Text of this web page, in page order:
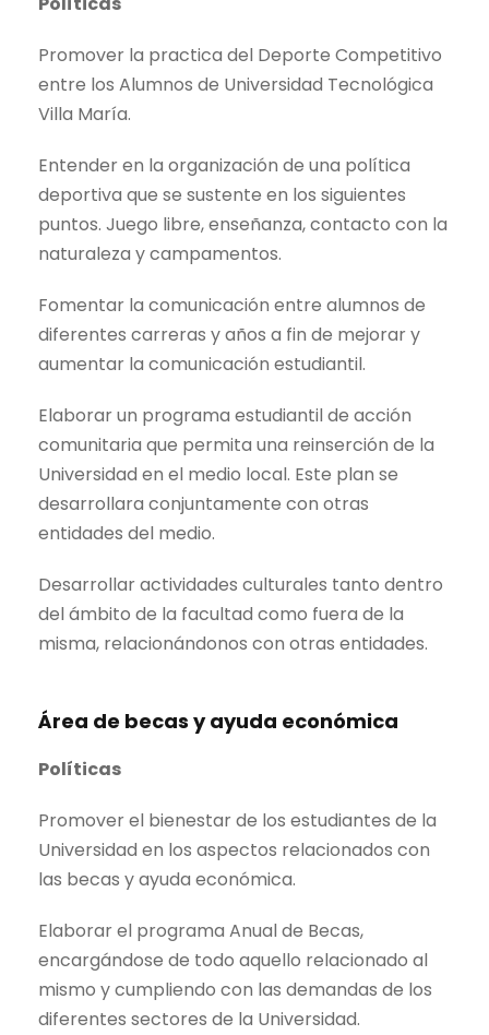
Promover la practica del Deporte Competitivo
entre los Alumnos de Universidad Tecnológica
Villa María.
Entender en la organización de una política
deportiva que se sustente en los siguientes
puntos. Juego libre, enseñanza, contacto con la
naturaleza y campamentos.
Fomentar la comunicación entre alumnos de
diferentes carreras y años a fin de mejorar y
aumentar la comunicación estudiantil.
Elaborar un programa estudiantil de acción
comunitaria que permita una reinserción de la
Universidad en el medio local. Este plan se
desarrollara conjuntamente con otras
entidades del medio.
Desarrollar actividades culturales tanto dentro
del ámbito de la facultad como fuera de la
misma, relacionándonos con otras entidades.
Área de becas y ayuda económica
Políticas
Promover el bienestar de los estudiantes de la
Universidad en los aspectos relacionados con
las becas y ayuda económica.
Elaborar el programa Anual de Becas,
encargándose de todo aquello relacionado al
mismo y cumpliendo con las demandas de los
diferentes sectores de la Universidad.